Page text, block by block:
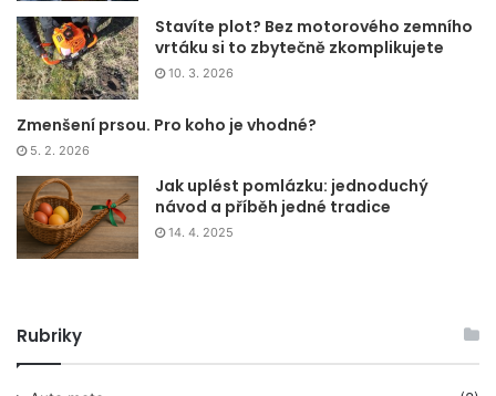
Stavíte plot? Bez motorového zemního
vrtáku si to zbytečně zkomplikujete
10. 3. 2026
Zmenšení prsou. Pro koho je vhodné?
5. 2. 2026
Jak uplést pomlázku: jednoduchý
návod a příběh jedné tradice
14. 4. 2025
Rubriky